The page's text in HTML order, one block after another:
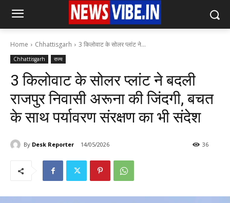
Home Chhattisgarh 3 किलोवाट के सोलर प्लांट ने...
Chhattisgarh राज्य
3 किलोवाट के सोलर प्लांट ने बदली
राजपुर निवासी अरूना की जिंदगी, बचत
के साथ पर्यावरण संरक्षण का भी संदेश
By Desk Reporter 14/05/2026 36